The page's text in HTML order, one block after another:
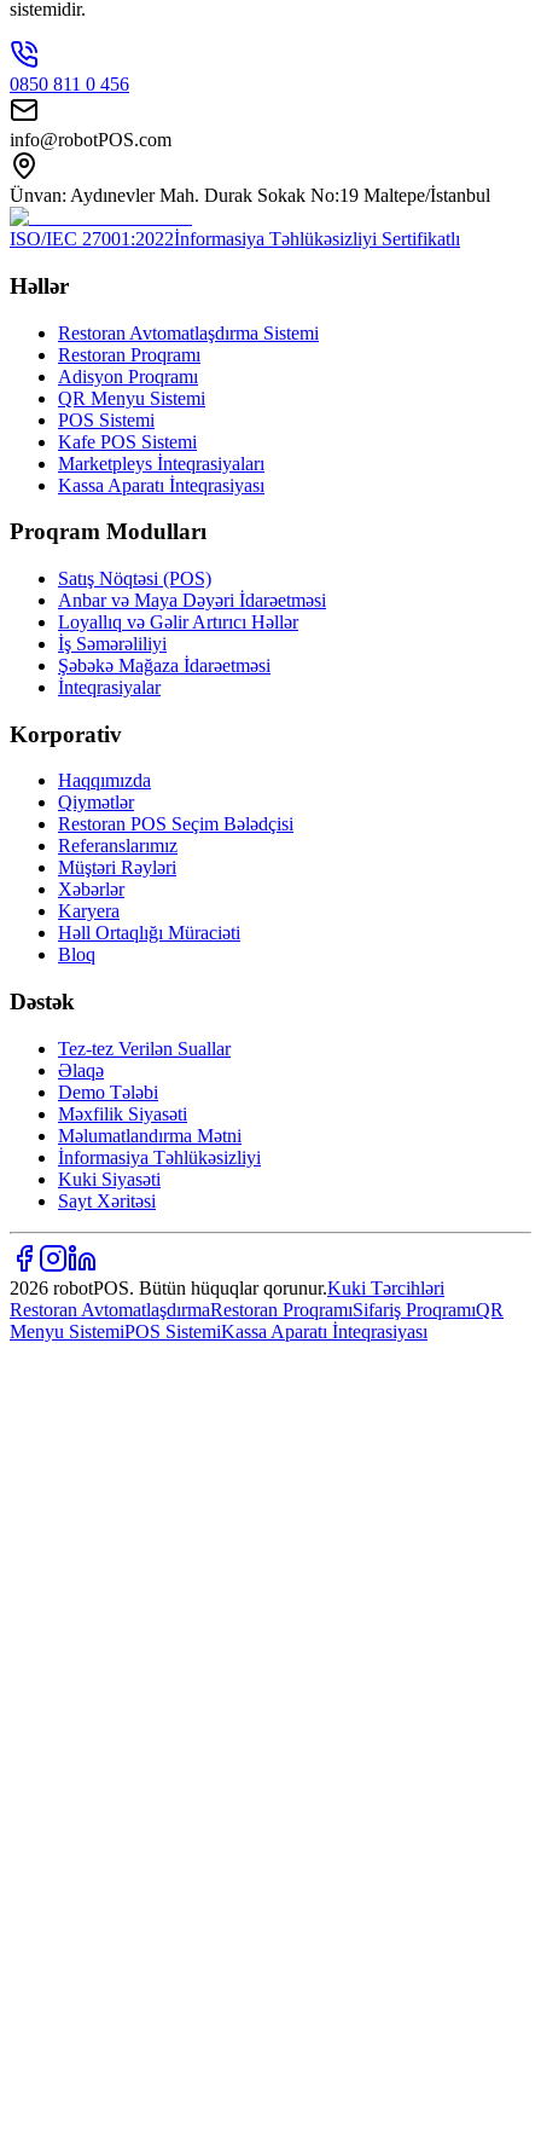
sistemidir.
0850 811 0 456
info@robotPOS.com
Ünvan: Aydınevler Mah. Durak Sokak No:19 Maltepe/İstanbul
ISO/IEC 27001:2022İnformasiya Təhlükəsizliyi Sertifikatlı
Həllər
Restoran Avtomatlaşdırma Sistemi
Restoran Proqramı
Adisyon Proqramı
QR Menyu Sistemi
POS Sistemi
Kafe POS Sistemi
Marketpleys İnteqrasiyaları
Kassa Aparatı İnteqrasiyası
Proqram Modulları
Satış Nöqtəsi (POS)
Anbar və Maya Dəyəri İdarəetməsi
Loyallıq və Gəlir Artırıcı Həllər
İş Səmərəliliyi
Şəbəkə Mağaza İdarəetməsi
İnteqrasiyalar
Korporativ
Haqqımızda
Qiymətlər
Restoran POS Seçim Bələdçisi
Referanslarımız
Müştəri Rəyləri
Xəbərlər
Karyera
Həll Ortaqlığı Müraciəti
Bloq
Dəstək
Tez-tez Verilən Suallar
Əlaqə
Demo Tələbi
Məxfilik Siyasəti
Məlumatlandırma Mətni
İnformasiya Təhlükəsizliyi
Kuki Siyasəti
Sayt Xəritəsi
2026 robotPOS. Bütün hüquqlar qorunur.Kuki Tərcihləri
Restoran AvtomatlaşdırmaRestoran ProqramıSifariş ProqramıQR
Menyu SistemiPOS SistemiKassa Aparatı İnteqrasiyası